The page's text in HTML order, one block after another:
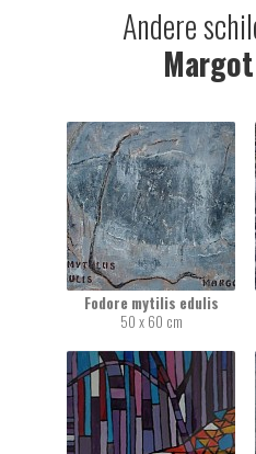
Andere
Fodore mytilis edulis
50 x 60 cm